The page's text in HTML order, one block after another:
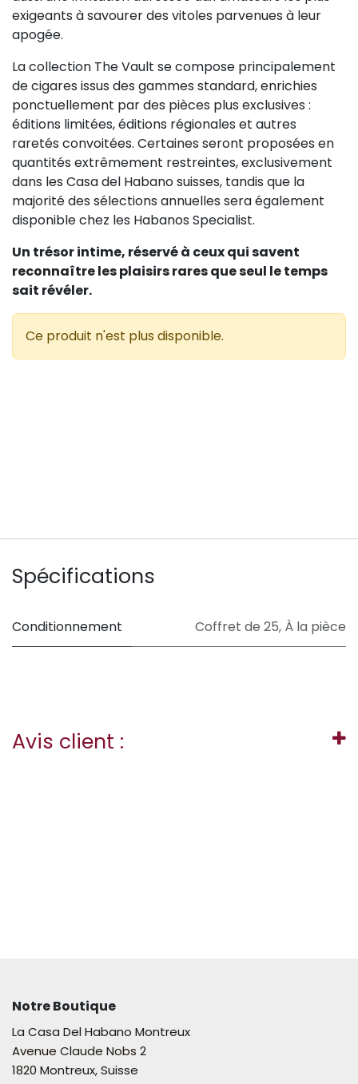
exigeants à savourer des vitoles parvenues à leur
apogée.
La collection The Vault se compose principalement
de cigares issus des gammes standard, enrichies
ponctuellement par des pièces plus exclusives :
éditions limitées, éditions régionales et autres
raretés convoitées. Certaines seront proposées en
quantités extrêmement restreintes, exclusivement
dans les Casa del Habano suisses, tandis que la
majorité des sélections annuelles sera également
disponible chez les Habanos Specialist.
Un trésor intime, réservé à ceux qui savent
reconnaître les plaisirs rares que seul le temps
sait révéler.
Ce produit n'est plus disponible.
Spécifications
Conditionnement Coffret de 25, À la pièce
Avis client :
Notre Boutique
La Casa Del Habano Montreux
Avenue Claude Nobs 2
1820 Montreux, Suisse